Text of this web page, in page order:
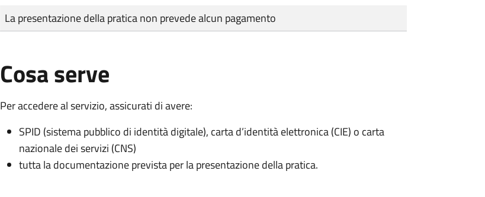
Tipo di pagamento
Importo
La presentazione della pratica non prevede alcun pagamento
Cosa serve
Per accedere al servizio, assicurati di avere:
SPID (sistema pubblico di identità digitale), carta d’identità elettronica (CIE) o carta
nazionale dei servizi (CNS)
tutta la documentazione prevista per la presentazione della pratica.